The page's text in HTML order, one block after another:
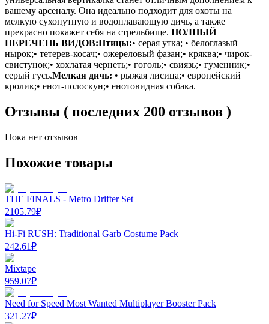
вашему арсеналу. Она идеально подходит для охоты на
мелкую сухопутную и водоплавающую дичь, а также
прекрасно покажет себя на стрельбище. ПОЛНЫЙ
ПЕРЕЧЕНЬ ВИДОВ:Птицы:• серая утка; • белоглазый
нырок;• тетерев-косач;• ожереловый фазан;• кряква;• чирок-
свистунок;• хохлатая чернеть;• гоголь;• свиязь;• гуменник;•
серый гусь.Мелкая дичь: • рыжая лисица;• европейский
кролик;• енот-полоскун;• енотовидная собака.
Отзывы ( последних 200 отзывов )
Пока нет отзывов
Похожие товары
THE FINALS - Metro Drifter Set
2105.79₽
Hi-Fi RUSH: Traditional Garb Costume Pack
242.61₽
Mixtape
959.07₽
Need for Speed Most Wanted Multiplayer Booster Pack
321.27₽